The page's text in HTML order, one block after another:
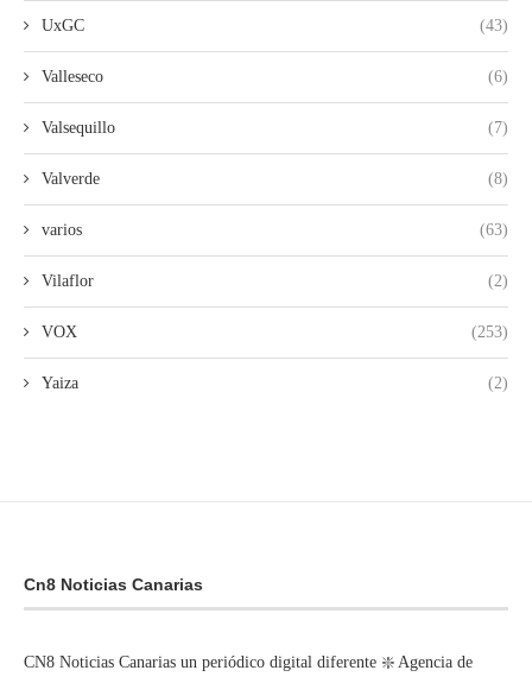
UxGC (43)
Valleseco (6)
Valsequillo (7)
Valverde (8)
varios (63)
Vilaflor (2)
VOX (253)
Yaiza (2)
Cn8 Noticias Canarias
CN8 Noticias Canarias un periódico digital diferente ❇️ Agencia de